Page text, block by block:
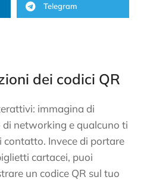
dei codici QR
immagina di
networking e qualcuno ti
contatto. Invece di portare
cartacei, puoi
un codice QR sul tuo
Telegram